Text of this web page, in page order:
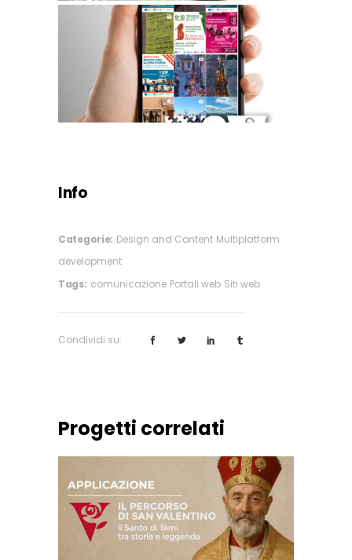
Info
Categorie: Design and Content Multiplatform
development
Tags: comunicazione Portali web Siti web
Condividi su:
Progetti correlati